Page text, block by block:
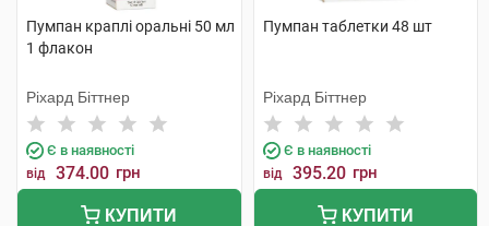
Пумпан краплі оральні 50 мл
1 флакон
Ріхард Біттнер
Є в наявності
від 374.00 грн
КУПИТИ
Пумпан таблетки 48 шт
Ріхард Біттнер
Є в наявності
від 395.20 грн
КУПИТИ